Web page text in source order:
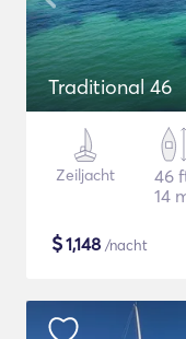
Traditional 46
Zeiljacht
46
14
$1,148 /nacht